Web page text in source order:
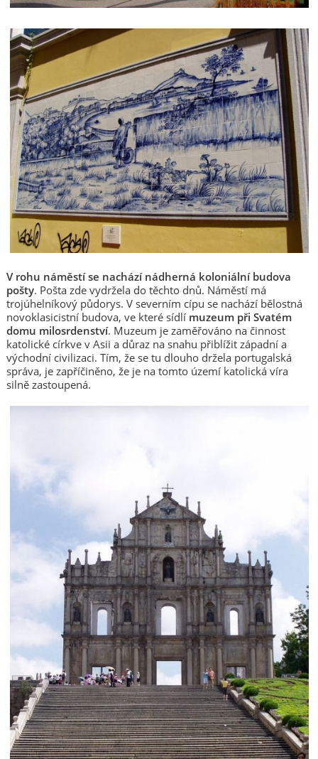
V rohu náměstí se nachází nádherná koloniální budova
pošty. Pošta zde vydržela do těchto dnů. Náměstí má
trojúhelníkový půdorys. V severním cípu se nachází bělostná
novoklasicistní budova, ve které sídlí muzeum při Svatém
domu milosrdenství. Muzeum je zaměřováno na činnost
katolické církve v Asii a důraz na snahu přiblížit západní a
východní civilizaci. Tím, že se tu dlouho držela portugalská
správa, je zapříčiněno, že je na tomto území katolická víra
silně zastoupená.